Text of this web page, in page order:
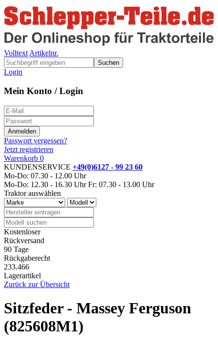
Volltext Artikelnr.
Suchen
Login
Mein Konto / Login
Passwort vergessen?
Jetzt registrieren
Warenkorb 0
KUNDENSERVICE +49(0)6127 - 99 23 60
Mo-Do: 07.30 - 12.00 Uhr
Mo-Do: 12.30 - 16.30 Uhr Fr: 07.30 - 13.00 Uhr
Traktor auswählen
Kostenloser
Rückversand
90 Tage
Rückgaberecht
233.466
Lagerartikel
Zurück zur Übersicht
Sitzfeder - Massey Ferguson
(825608M1)